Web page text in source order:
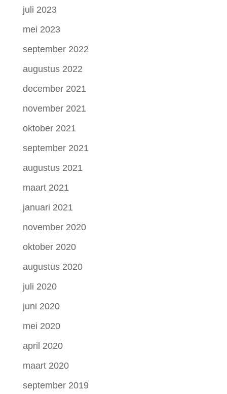
juli 2023
mei 2023
september 2022
augustus 2022
december 2021
november 2021
oktober 2021
september 2021
augustus 2021
maart 2021
januari 2021
november 2020
oktober 2020
augustus 2020
juli 2020
juni 2020
mei 2020
april 2020
maart 2020
september 2019